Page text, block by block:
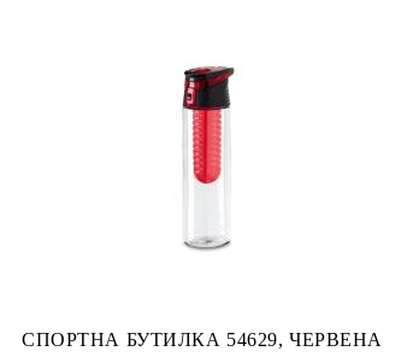
СПОРТНА БУТИЛКА 54629, ЧЕРВЕНА